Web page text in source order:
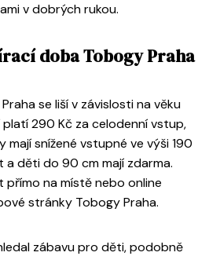
v dobrých rukou.
doba Tobogy Praha
se liší v závislosti na věku
290 Kč za celodenní vstup,
mají snížené vstupné ve výši 190
a děti do 90 cm mají zdarma.
přímo na místě nebo online
stránky Tobogy Praha.
zábavu pro děti, podobně